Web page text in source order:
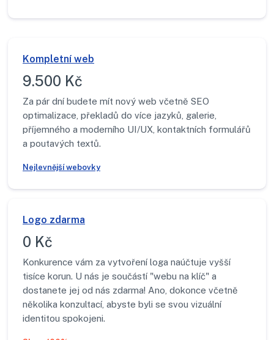
Kompletní web
9.500 Kč
Za pár dní budete mít nový web včetně SEO
optimalizace, překladů do více jazyků, galerie,
příjemného a moderního UI/UX, kontaktních formulářů
a poutavých textů.
Nejlevnější webovky
Logo zdarma
0 Kč
Konkurence vám za vytvoření loga naúčtuje vyšší
tisíce korun. U nás je součástí "webu na klíč" a
dostanete jej od nás zdarma! Ano, dokonce včetně
několika konzultací, abyste byli se svou vizuální
identitou spokojeni.